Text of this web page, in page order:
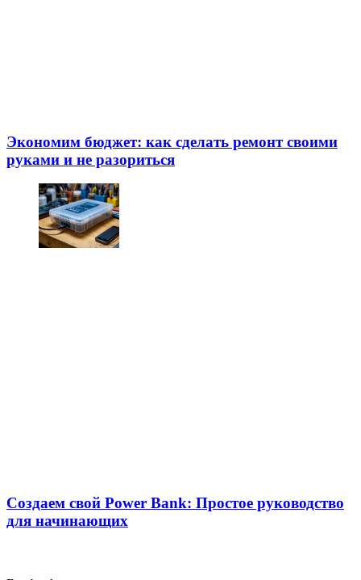
Экономим бюджет: как сделать ремонт своими
руками и не разориться
Создаем свой Power Bank: Простое руководство
для начинающих